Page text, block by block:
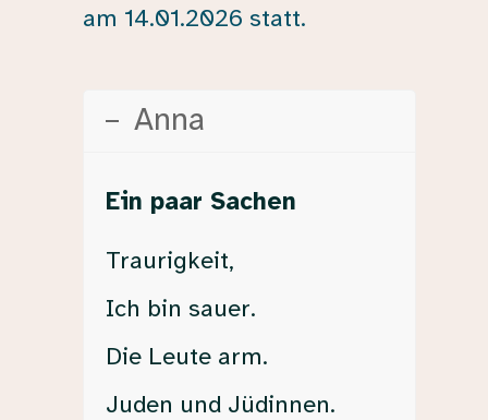
am 14.01.2026 statt.
Anna
Ein paar Sachen
Traurigkeit,
Ich bin sauer.
Die Leute arm.
Juden und Jüdinnen.